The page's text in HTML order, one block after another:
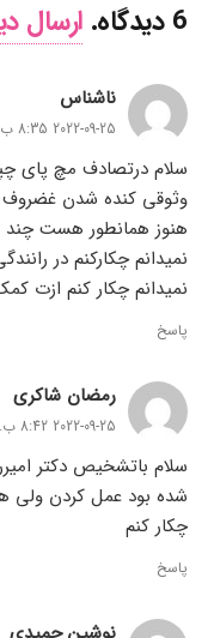
6 دیدگاه. ارسال
ناشناس
2022-09-25 8:35 ب.ظ
سلام درتصادف مچ پای
وثوقی کنده شدن غضروف
هنوز همانطور هست چند
نمیدانم چکارکنم در
نمیدانم چکار کنم ازت
پاسخ
رمضان شاکری
2022-09-25 8:42 ب.ظ
سلام باتشخیص دکتر
شده بود عمل کردن ولی
چکار کنم
پاسخ